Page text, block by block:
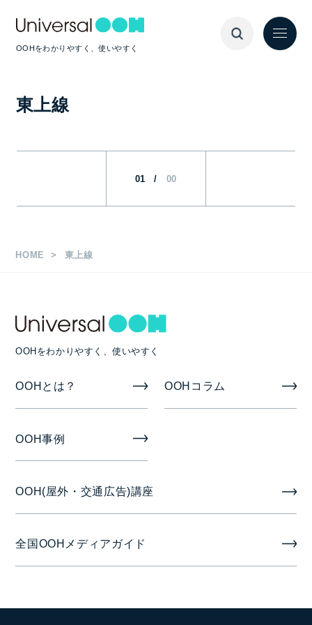
OOHをわかりやすく、使いやすく
東上線
01 / 00
HOME 東上線
OOHをわかりやすく、使いやすく
OOHとは？ OOHコラム
OOH事例
OOH(屋外・交通広告)講座
全国OOHメディアガイド